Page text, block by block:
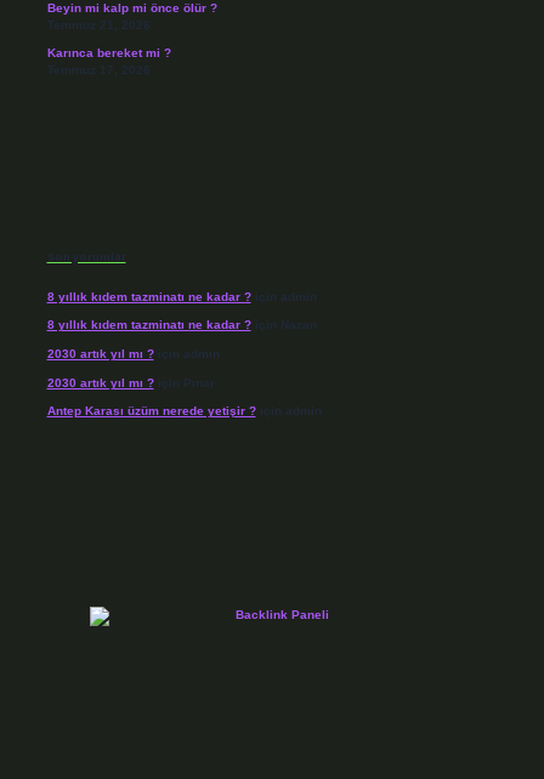
Beyin mi kalp mi önce ölür ?
Temmuz 21, 2026
Karınca bereket mi ?
Temmuz 17, 2026
Son yorumlar
8 yıllık kıdem tazminatı ne kadar ?için admin
8 yıllık kıdem tazminatı ne kadar ?için Nazan
2030 artık yıl mı ?için admin
2030 artık yıl mı ?için Pınar
Antep Karası üzüm nerede yetişir ?için admin